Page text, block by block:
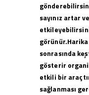
sayınız artar
sonrasında
gösterir
etkili bir
sağlanması